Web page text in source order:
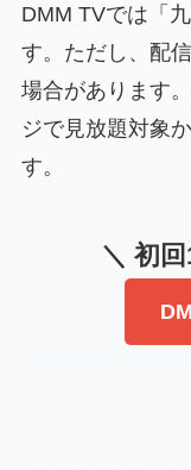
DMM TVでは「
す。ただし、配
場合があります
ジで見放題対象
す。
＼ 初